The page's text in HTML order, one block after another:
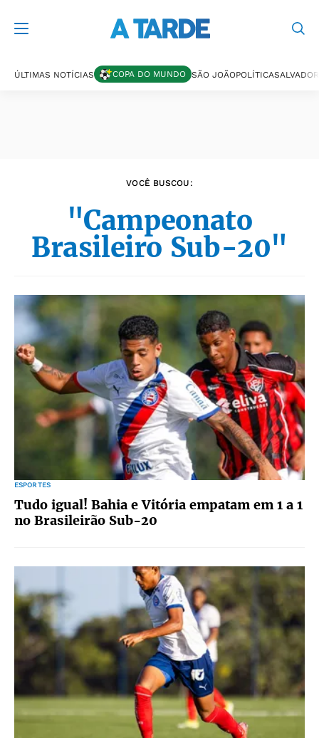
ÚLTIMAS NOTÍCIAS COPA DO MUNDO SÃO JOÃOPOLÍTICASALVADOR
VOCÊ BUSCOU:
"Campeonato
Brasileiro Sub-20"
ESPORTES
Tudo igual! Bahia e Vitória empatam em 1 a 1
no Brasileirão Sub-20